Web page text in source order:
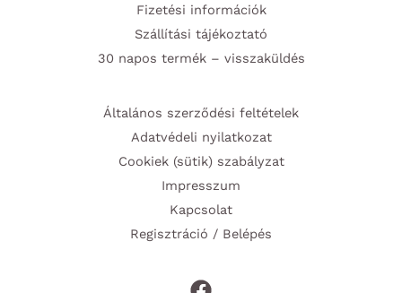
Fizetési információk
Szállítási tájékoztató
30 napos termék – visszaküldés
Általános szerződési feltételek
Adatvédeli nyilatkozat
Cookiek (sütik) szabályzat
Impresszum
Kapcsolat
Regisztráció / Belépés